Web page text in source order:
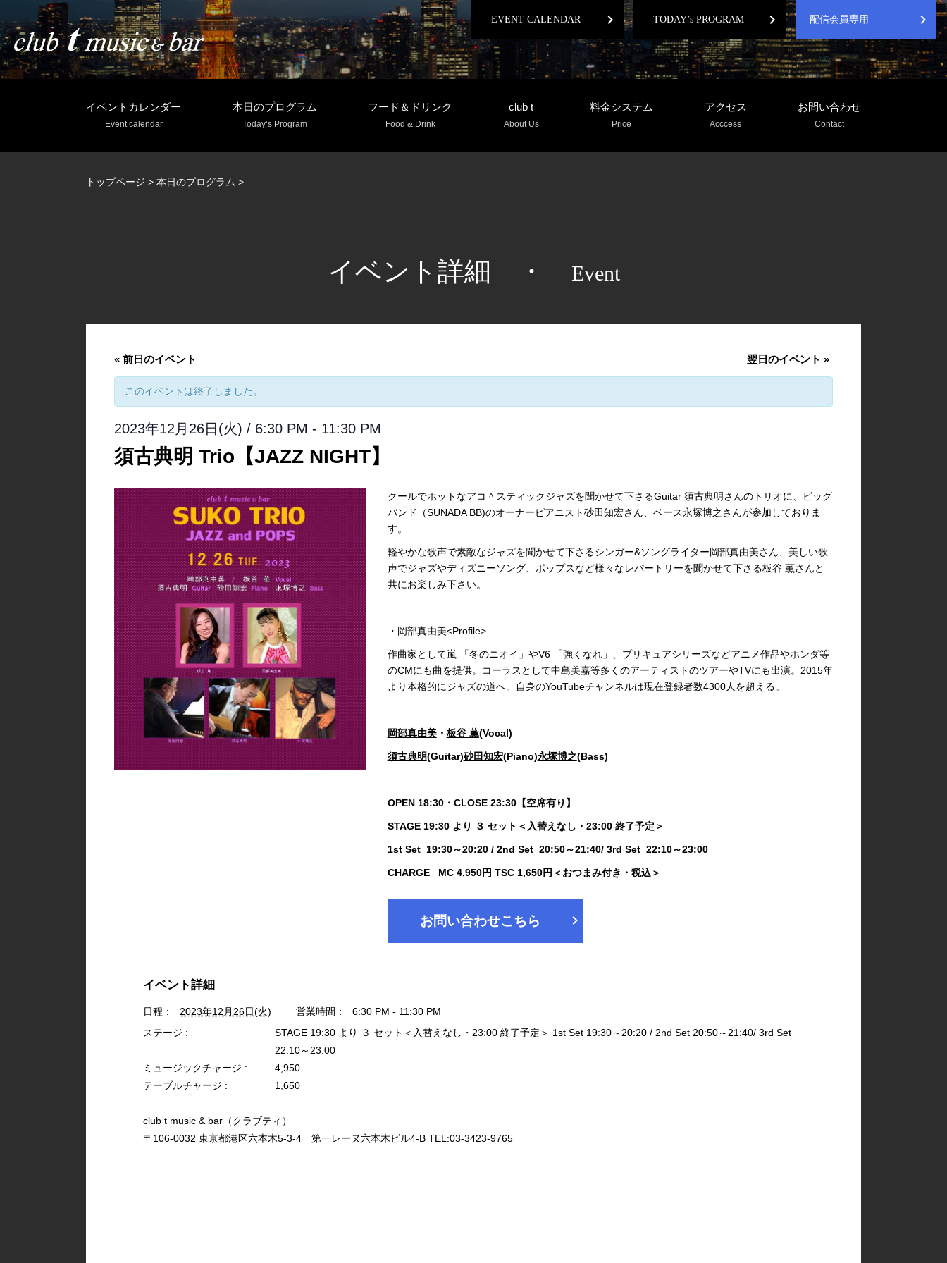
EVENT CALENDAR chevron_right TODAY’s PROGRAM chevron_right 配信会員専用 chevron_right
イベントカレンダー
Event calendar
本日のプログラム
Today’s Program
フード＆ドリンク
Food & Drink
club t
About Us
料金システム
Price
アクセス
Acccess
お問い合わせ
Contact
トップページ > 本日のプログラム >
イベント詳細 ・ Event
« 前日のイベント 翌日のイベント »
このイベントは終了しました。
2023年12月26日(火) / 6:30 PM - 11:30 PM
須古典明 Trio【JAZZ NIGHT】
クールでホットなアコ＾スティックジャズを聞かせて下さるGuitar 須古典明さんのトリオに、ビッグ
バンド（SUNADA BB)のオーナーピアニスト砂田知宏さん、ベース永塚博之さんが参加しておりま
す。
軽やかな歌声で素敵なジャズを聞かせて下さるシンガー&ソングライター岡部真由美さん、美しい歌
声でジャズやディズニーソング、ポップスなど様々なレパートリーを聞かせて下さる板谷 薫さんと
共にお楽しみ下さい。
・岡部真由美<Profile>
作曲家として嵐 「冬のニオイ」やV6 「強くなれ」、プリキュアシリーズなどアニメ作品やホンダ等
のCMにも曲を提供。コーラスとして中島美嘉等多くのアーティストのツアーやTVにも出演。2015年
より本格的にジャズの道へ。自身のYouTubeチャンネルは現在登録者数4300人を超える。
岡部真由美・ 板谷 薫(Vocal)
須古典明(Guitar)砂田知宏(Piano)永塚博之(Bass)
OPEN 18:30・CLOSE 23:30【空席有り】
STAGE 19:30 より ３ セット＜入替えなし・23:00 終了予定＞
1st Set 19:30～20:20 / 2nd Set 20:50～21:40/ 3rd Set 22:10～23:00
CHARGE MC 4,950円 TSC 1,650円＜おつまみ付き・税込＞
お問い合わせこちら chevron_right
イベント詳細
日程： 2023年12月26日(火) 営業時間：
6:30 PM - 11:30 PM
ステージ :
STAGE 19:30 より ３ セット＜入替えなし・23:00 終了予定＞ 1st Set 19:30～20:20 / 2nd Set 20:50～21:40/ 3rd Set
22:10～23:00
ミュージックチャージ :
4,950
テーブルチャージ :
1,650
club t music & bar（クラブティ）
〒106-0032 東京都港区六本木5-3-4 第一レーヌ六本木ビル4-B TEL:03-3423-9765